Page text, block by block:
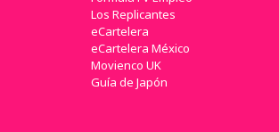
Los Replicantes
eCartelera
eCartelera México
Movienco UK
Guía de Japón